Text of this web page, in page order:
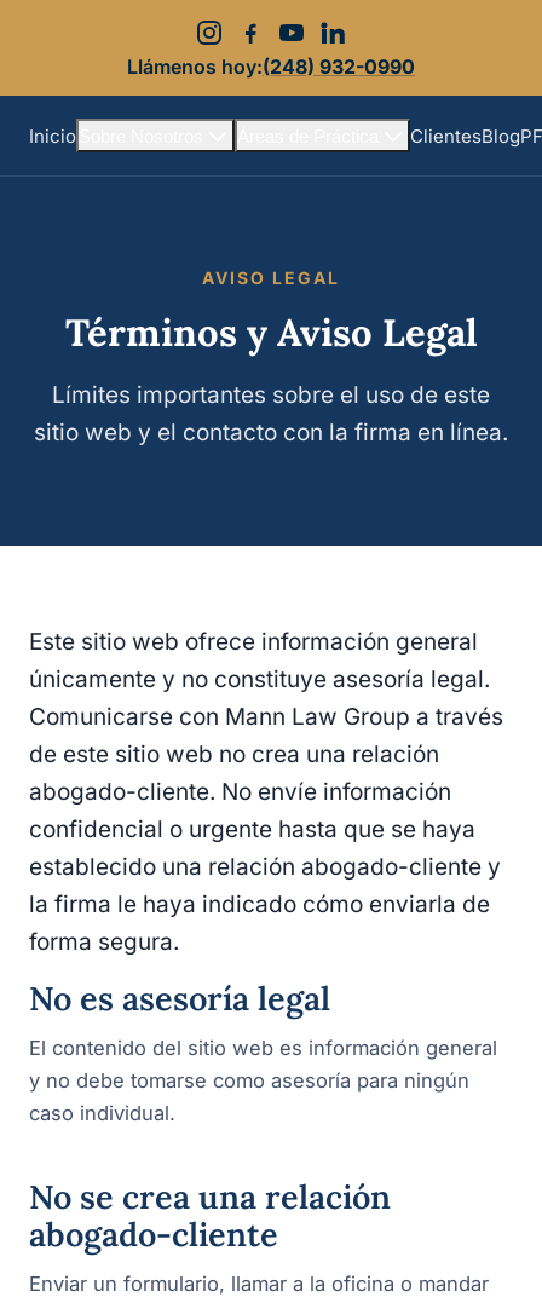
Llámenos hoy:(248) 932-0990
Inicio ClientesBlogPF
AVISO LEGAL
Términos y Aviso Legal
Límites importantes sobre el uso de este
sitio web y el contacto con la firma en línea.
Este sitio web ofrece información general
únicamente y no constituye asesoría legal.
Comunicarse con Mann Law Group a través
de este sitio web no crea una relación
abogado-cliente. No envíe información
confidencial o urgente hasta que se haya
establecido una relación abogado-cliente y
la firma le haya indicado cómo enviarla de
forma segura.
No es asesoría legal
El contenido del sitio web es información general
y no debe tomarse como asesoría para ningún
caso individual.
No se crea una relación
abogado-cliente
Enviar un formulario, llamar a la oficina o mandar